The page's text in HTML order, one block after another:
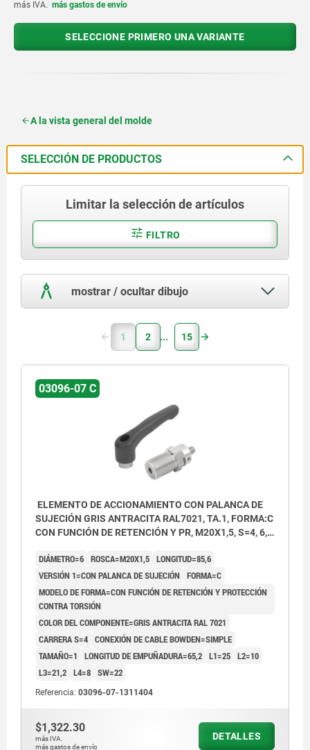
más IVA. más gastos de envío
SELECCIONE PRIMERO UNA VARIANTE
A la vista general del molde
SELECCIÓN DE PRODUCTOS
Limitar la selección de artículos
FILTRO
mostrar / ocultar dibujo
2) Conexión de cable Bowden doble
tornillo de ajuste
1 2 15
03096-07 C
ELEMENTO DE ACCIONAMIENTO CON PALANCA DE
SUJECIÓN GRIS ANTRACITA RAL7021, TA.1, FORMA:C
CON FUNCIÓN DE RETENCIÓN Y PR, M20X1,5, S=4, 6,
COMP:TERMOPLÁSTICO
DIÁMETRO=6 ROSCA=M20X1,5 LONGITUD=85,6
VERSIÓN 1=CON PALANCA DE SUJECIÓN FORMA=C
MODELO DE FORMA=CON FUNCIÓN DE RETENCIÓN Y PROTECCIÓN
CONTRA TORSIÓN
COLOR DEL COMPONENTE=GRIS ANTRACITA RAL 7021
CARRERA S=4 CONEXIÓN DE CABLE BOWDEN=SIMPLE
TAMAÑO=1
LONGITUD DE EMPUÑADURA=65,2 L1=25 L2=10
L3=21,2 L4=8 SW=22
Referencia: 03096-07-1311404
$1,322.30
más IVA.
más gastos de envío
DETALLES